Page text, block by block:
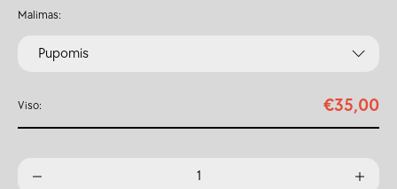
Malimas:
Pupomis
Viso: €35,00